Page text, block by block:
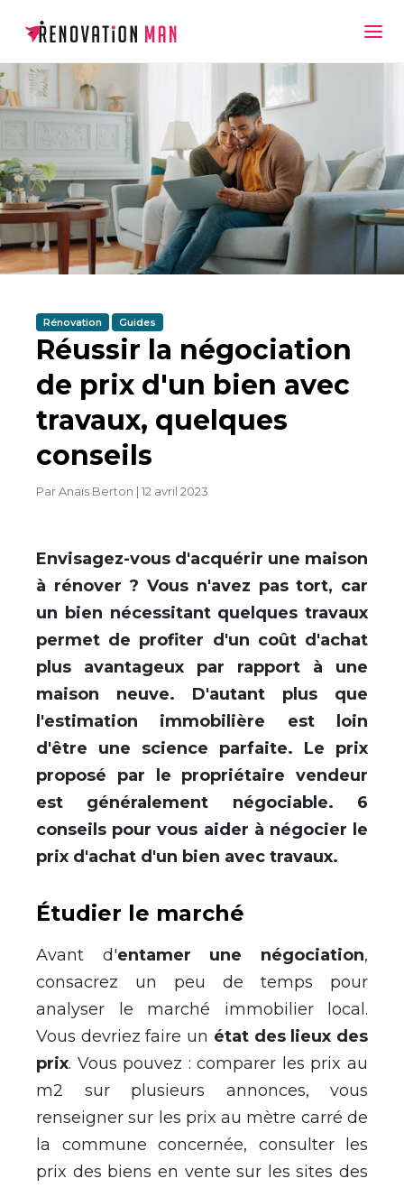
Rénovation Guides
Réussir la négociation
de prix d'un bien avec
travaux, quelques
conseils
Par Anaïs Berton 12 avril 2023
Envisagez-vous d'acquérir une maison
à rénover ? Vous n'avez pas tort, car
un bien nécessitant quelques travaux
permet de profiter d'un coût d'achat
plus avantageux par rapport à une
maison neuve. D'autant plus que
l'estimation immobilière est loin
d'être une science parfaite. Le prix
proposé par le propriétaire vendeur
est généralement négociable. 6
conseils pour vous aider à négocier le
prix d'achat d'un bien avec travaux.
Étudier le marché
Avant d'entamer une négociation,
consacrez un peu de temps pour
analyser le marché immobilier local.
Vous devriez faire un état des lieux des
prix. Vous pouvez : comparer les prix au
m2 sur plusieurs annonces, vous
renseigner sur les prix au mètre carré de
la commune concernée, consulter les
prix des biens en vente sur les sites des